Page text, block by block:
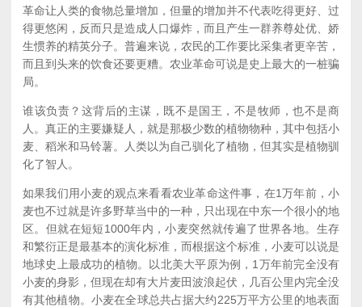
革命让人类的食物总量增加，但量的增加并不代表吃得更好、过
得更悠闲，反而只是造成人口爆炸，而且产生一群养尊处优、娇
生惯养的精英分子。普遍来说，农民的工作要比采集者更辛苦，
而且到头来的饮食还要更糟。农业革命可说是史上最大的一桩骗
局。
谁该负责？这背后的主谋，既不是国王，不是牧师，也不是商
人。真正的主要嫌疑人，就是那极少数的植物物种，其中包括小
麦、稻米和马铃薯。人类以为自己驯化了植物，但其实是植物驯
化了智人。
如果我们用小麦的观点来看看农业革命这件事，在1万年前，小
麦也不过就是许多野草当中的一种，只出现在中东一个很小的地
区。但就在短短1000年内，小麦突然就传遍了世界各地。生存
和繁衍正是最基本的演化标准，而根据这个标准，小麦可以说是
地球史上最成功的植物。以北美大平原为例，1万年前完全没有
小麦的身影，但现在却有大片麦田波浪起伏，几百公里内完全没
有其他植物。小麦在全球总共占据大约225万平方公里的地表面